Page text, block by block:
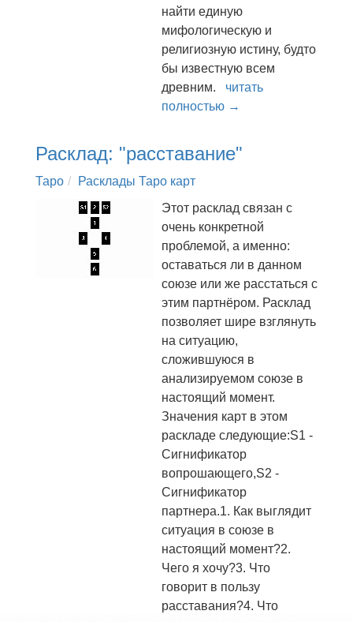
найти единую
мифологическую и
религиозную истину, будто
бы известную всем
древним. читать
полностью →
Расклад: "расставание"
Таро
Расклады Таро карт
Этот расклад связан с
очень конкретной
проблемой, а именно:
оставаться ли в данном
союзе или же расстаться с
этим партнёром. Расклад
позволяет шире взглянуть
на ситуацию,
сложившуюся в
анализируемом союзе в
настоящий момент.
Значения карт в этом
раскладе следующие:S1 -
Сигнификатор
вопрошающего,S2 -
Сигнификатор
партнера.1. Как выглядит
ситуация в союзе в
настоящий момент?2.
Чего я хочу?3. Что
говорит в пользу
расставания?4. Что